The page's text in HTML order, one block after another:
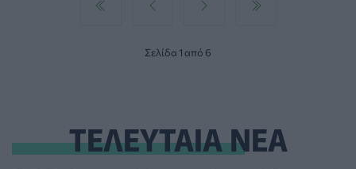
Σελίδα 1 από 6
ΤΕΛΕΥΤΑΙΑ ΝΕΑ